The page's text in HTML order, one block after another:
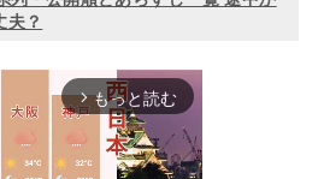
夫？
arrow_forward_ios もっと読む